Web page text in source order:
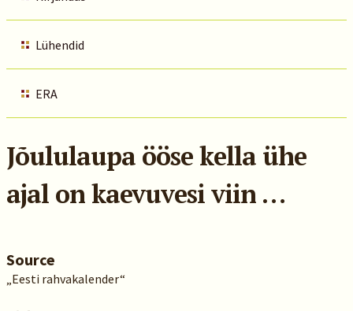
Lühendid
ERA
Jõululaupa ööse kella ühe
ajal on kaevuvesi viin …
Source
„Eesti rahvakalender“